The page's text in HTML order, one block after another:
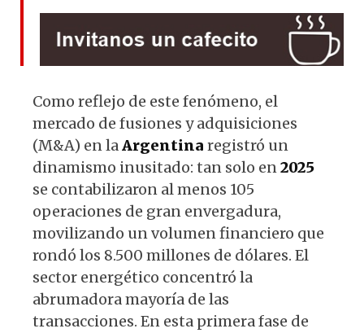
Como reflejo de este fenómeno, el
mercado de fusiones y adquisiciones
(M&A) en laArgentina registró un
dinamismo inusitado: tan solo en2025
se contabilizaron al menos 105
operaciones de gran envergadura,
movilizando un volumen financiero que
rondó los 8.500 millones de dólares. El
sector energético concentró la
abrumadora mayoría de las
transacciones. En esta primera fase de